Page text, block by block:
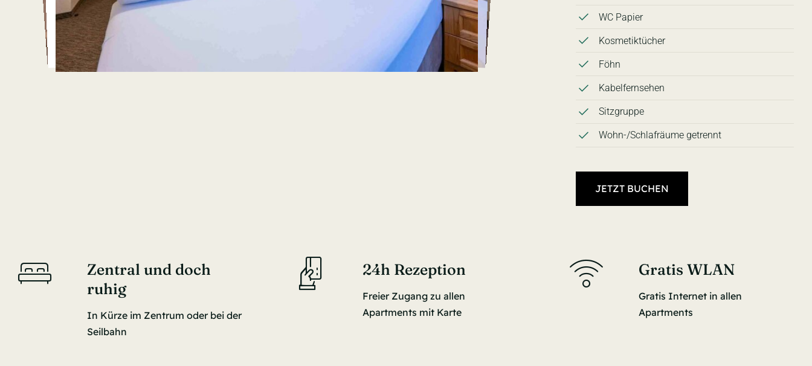
WC Papier
Kosmetiktücher
Föhn
Kabelfernsehen
Sitzgruppe
Wohn-/Schlafräume getrennt
JETZT BUCHEN
Zentral und doch
ruhig
In Kürze im Zentrum oder bei der
Seilbahn
24h Rezeption
Freier Zugang zu allen
Apartments mit Karte
Gratis WLAN
Gratis Internet in allen
Apartments